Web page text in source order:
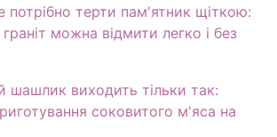
потрібно терти пам'ятник щіткою:
можна відмити легко і без
шашлик виходить тільки так:
соковитого м'яса на